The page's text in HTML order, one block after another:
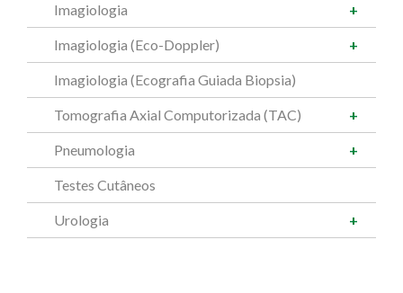
Imagiologia
Imagiologia (Eco-Doppler)
Imagiologia (Ecografia Guiada Biopsia)
Tomografia Axial Computorizada (TAC)
Pneumologia
Testes Cutâneos
Urologia